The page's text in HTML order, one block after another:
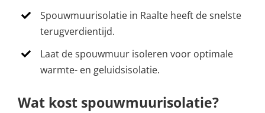
Spouwmuurisolatie in Raalte heeft de snelste
terugverdientijd.
Laat de spouwmuur isoleren voor optimale
warmte- en geluidsisolatie.
Wat kost spouwmuurisolatie?